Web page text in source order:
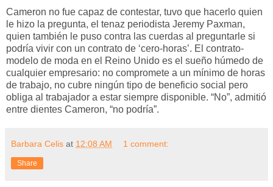
Cameron no fue capaz de contestar, tuvo que hacerlo quien
le hizo la pregunta, el tenaz periodista Jeremy Paxman,
quien también le puso contra las cuerdas al preguntarle si
podría vivir con un contrato de ‘cero-horas’. El contrato-
modelo de moda en el Reino Unido es el sueño húmedo de
cualquier empresario: no compromete a un mínimo de horas
de trabajo, no cubre ningún tipo de beneficio social pero
obliga al trabajador a estar siempre disponible. “No”, admitió
entre dientes Cameron, “no podría”.
Barbara Celis at 12:08 AM 1 comment:
Share